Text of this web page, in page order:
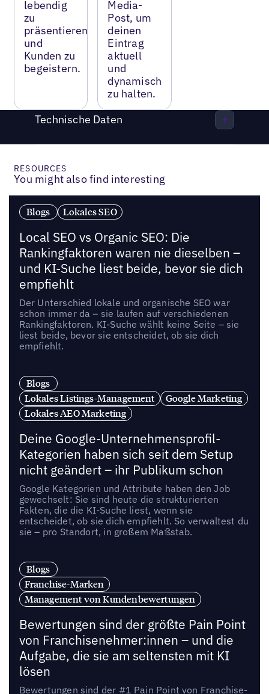
lebendig
zu
präsentieren
und
Kunden zu
begeistern.
Media-
Post, um
deinen
Eintrag
aktuell
und
dynamisch
zu halten.
Technische Daten
RESOURCES
You might also find interesting
Blogs Lokales SEO
Local SEO vs Organic SEO: Die
Rankingfaktoren waren nie dieselben –
und KI-Suche liest beide, bevor sie dich
empfiehlt
Der Unterschied lokale und organische SEO war
schon immer da – sie laufen auf verschiedenen
Rankingfaktoren. KI-Suche wählt keine Seite – sie
liest beide, bevor sie entscheidet, ob sie dich
empfiehlt.
Blogs
Lokales Listings-Management
Google Marketing
Lokales AEO Marketing
Deine Google-Unternehmensprofil-
Kategorien haben sich seit dem Setup
nicht geändert – ihr Publikum schon
Google Kategorien und Attribute haben den Job
gewechselt: Sie sind heute die strukturierten
Fakten, die die KI-Suche liest, wenn sie
entscheidet, ob sie dich empfiehlt. So verwaltest du
sie – pro Standort, in großem Maßstab.
Blogs
Franchise-Marken
Management von Kundenbewertungen
Bewertungen sind der größte Pain Point
von Franchisenehmer:innen – und die
Aufgabe, die sie am seltensten mit KI
lösen
Bewertungen sind der #1 Pain Point von Franchise-